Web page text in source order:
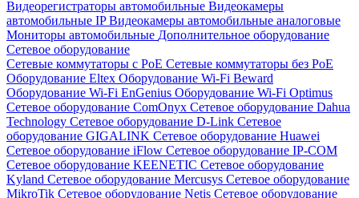
Видеорегистраторы автомобильные Видеокамеры
автомобильные IPВидеокамеры автомобильные аналоговые
Мониторы автомобильные Дополнительное оборудование
Сетевое оборудование
Сетевые коммутаторы с РоЕ Сетевые коммутаторы без РоЕ
Оборудование Eltex Оборудование Wi-Fi Beward
Оборудование Wi-Fi EnGenius Оборудование Wi-Fi Optimus
Сетевое оборудование ComOnyx Сетевое оборудование Dahua
Technology Сетевое оборудование D-Link Сетевое
оборудование GIGALINK Сетевое оборудование Huawei
Сетевое оборудование iFlow Сетевое оборудование IP-COM
Сетевое оборудование KEENETIC Сетевое оборудование
Kyland Сетевое оборудование Mercusys Сетевое оборудование
MikroTik Сетевое оборудование Netis Сетевое оборудование